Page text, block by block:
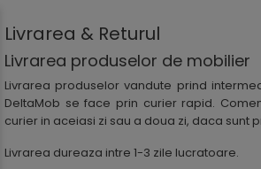
Livrarea & Returul
Livrarea produselor de mobilier
Livrarea produselor vandute prind
DeltaMob se face prin curier rapid.
curier in aceiasi zi sau a doua zi, daca sunt
Livrarea dureaza intre 1-3 zile lucratoare.